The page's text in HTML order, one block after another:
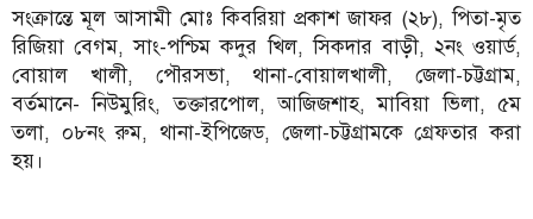
সংক্রান্তে মূল আসামী মোঃ কিবরিয়া প্রকাশ জাফর (২৮), পিতা-মৃত
রিজিয়া বেগম, সাং-পশ্চিম কদুর খিল, সিকদার বাড়ী, ২নং ওয়ার্ড,
বোয়াল খালী, পৌরসভা, থানা-বোয়ালখালী, জেলা-চট্টগ্রাম,
বর্তমানে- নিউমুরিং, তক্তারপোল, আজিজশাহ, মাবিয়া ভিলা, ৫ম
তলা, ০৮নং রুম, থানা-ইপিজেড, জেলা-চট্টগ্রামকে গ্রেফতার করা
হয়।